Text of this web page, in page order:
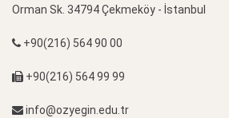
Orman Sk. 34794 Çekmeköy - İstanbul
+90(216) 564 90 00
+90(216) 564 99 99
info@ozyegin.edu.tr